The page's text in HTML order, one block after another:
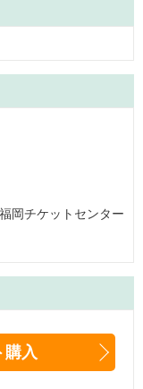
岡チケットセンター
購入